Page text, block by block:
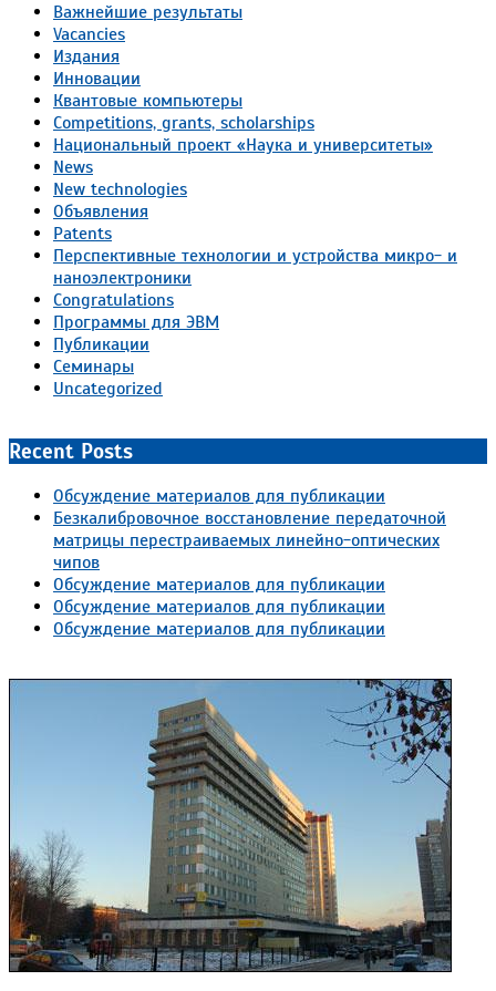
Важнейшие результаты
Vacancies
Издания
Инновации
Квантовые компьютеры
Competitions, grants, scholarships
Национальный проект «Наука и университеты»
News
New technologies
Объявления
Patents
Перспективные технологии и устройства микро- и
наноэлектроники
Congratulations
Программы для ЭВМ
Публикации
Семинары
Uncategorized
Recent Posts
Обсуждение материалов для публикации
Безкалибровочное восстановление передаточной
матрицы перестраиваемых линейно-оптических
чипов
Обсуждение материалов для публикации
Обсуждение материалов для публикации
Обсуждение материалов для публикации